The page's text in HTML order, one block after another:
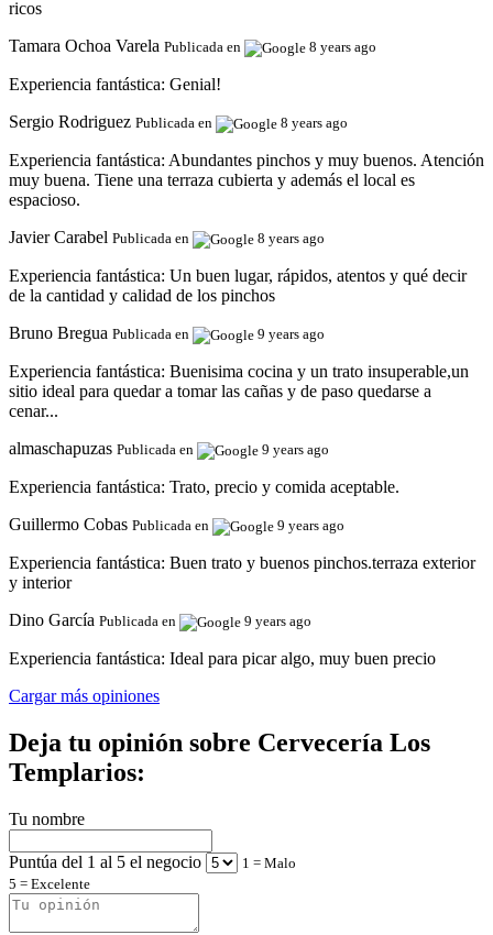
ricos
Tamara Ochoa Varela Publicada en 8 years ago
Experiencia fantástica: Genial!
Sergio Rodriguez Publicada en 8 years ago
Experiencia fantástica: Abundantes pinchos y muy buenos. Atención
muy buena. Tiene una terraza cubierta y además el local es
espacioso.
Javier Carabel Publicada en 8 years ago
Experiencia fantástica: Un buen lugar, rápidos, atentos y qué decir
de la cantidad y calidad de los pinchos
Bruno Bregua Publicada en 9 years ago
Experiencia fantástica: Buenisima cocina y un trato insuperable,un
sitio ideal para quedar a tomar las cañas y de paso quedarse a
cenar...
almaschapuzas Publicada en 9 years ago
Experiencia fantástica: Trato, precio y comida aceptable.
Guillermo Cobas Publicada en 9 years ago
Experiencia fantástica: Buen trato y buenos pinchos.terraza exterior
y interior
Dino García Publicada en 9 years ago
Experiencia fantástica: Ideal para picar algo, muy buen precio
Cargar más opiniones
Deja tu opinión sobre Cervecería Los
Templarios:
Tu nombre
Puntúa del 1 al 5 el negocio
1 = Malo
5 = Excelente